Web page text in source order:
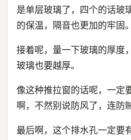
是单层玻璃了，四个的话玻
的保温，隔音也更加的牢固。
接着呢，量一下玻璃的厚度
玻璃也要越厚。
像这种推拉窗的话呢，一定
啊，不然别说防风了，连防
最后啊，这个排水孔一定要